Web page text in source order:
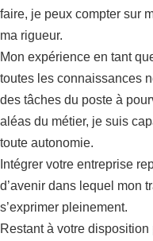
faire, je peux compter sur
ma rigueur.
Mon expérience en tant
toutes les connaissances
des tâches du poste à
aléas du métier, je suis
toute autonomie.
Intégrer votre entreprise
d’avenir dans lequel mon
s’exprimer pleinement.
Restant à votre